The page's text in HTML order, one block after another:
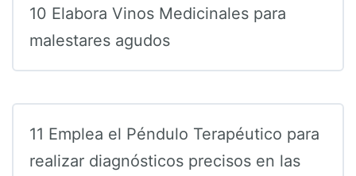
10 Elabora Vinos Medicinales para
malestares agudos
11 Emplea el Péndulo Terapéutico para
realizar diagnósticos precisos en las